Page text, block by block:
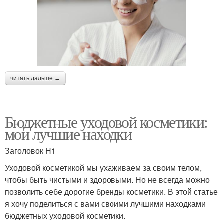
читать дальше →
Бюджетные уходовой косметики:
мои лучшие находки
Заголовок H1
Уходовой косметикой мы ухаживаем за своим телом,
чтобы быть чистыми и здоровыми. Но не всегда можно
позволить себе дорогие бренды косметики. В этой статье
я хочу поделиться с вами своими лучшими находками
бюджетных уходовой косметики.